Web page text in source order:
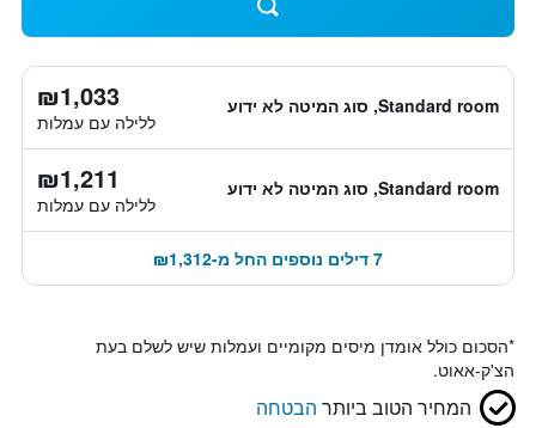
Standard room, סוג המיטה לא ידוע ₪1,033
ללילה עם עמלות
Standard room, סוג המיטה לא ידוע ₪1,211
ללילה עם עמלות
7 דילים נוספים החל מ-₪1,312
*הסכום כולל אומדן מיסים מקומיים ועמלות שיש לשלם בעת
הצ'ק-אאוט.
המחיר הטוב ביותר הבטחה